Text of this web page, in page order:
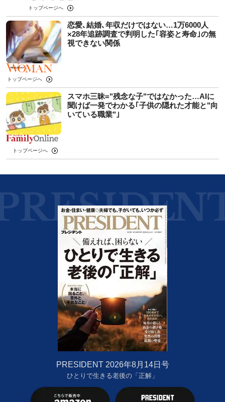
トップページへ
恋愛､結婚､年収だけではない…1万6000人
×28年追跡調査で判明した｢容姿と寿命｣の無
視できない関係
トップページへ
スマホ三昧="残念な子"ではなかった…AIに
聞けば一発でわかる｢子供の隠れた才能と"向
いている職業"｣
トップページへ
PRESIDENT 2026年8月14日号
ひとりで生きる老後の「正解」